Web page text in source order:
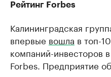
Рейтинг Forbes
Калининградская
впервые вошла в топ-
компаний-инвесторов
Forbes. Предприятие